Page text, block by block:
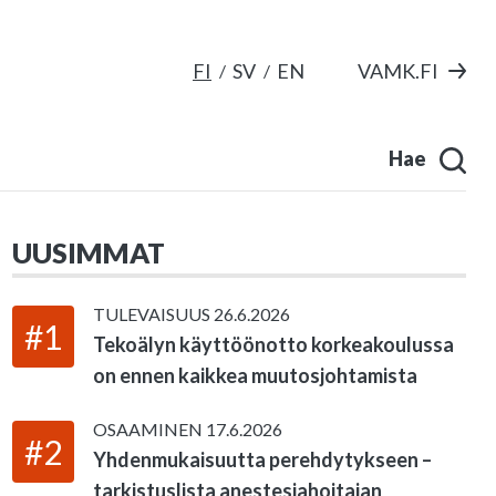
FI SV EN VAMK.FI
Hae
UUSIMMAT
#1
TULEVAISUUS 26.6.2026
Tekoälyn käyttöönotto korkeakoulussa
on ennen kaikkea muutosjohtamista
#2
OSAAMINEN 17.6.2026
Yhdenmukaisuutta perehdytykseen –
tarkistuslista anestesiahoitajan